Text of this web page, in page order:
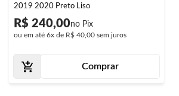
2019 2020 Preto Liso
R$ 240,00
ou em até 6x de R$ 40,00 sem juros
Comprar